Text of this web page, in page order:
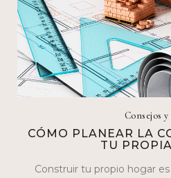
Consejos y
CÓMO PLANEAR LA
TU
Construir tu propio hogar